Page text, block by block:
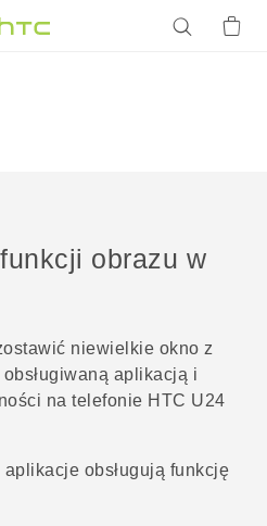
obrazu w
niewielkie okno z
aplikacją i
na telefonie HTC U24
obsługują funkcję